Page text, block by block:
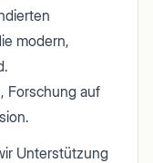
modern,
Forschung auf
Unterstützung